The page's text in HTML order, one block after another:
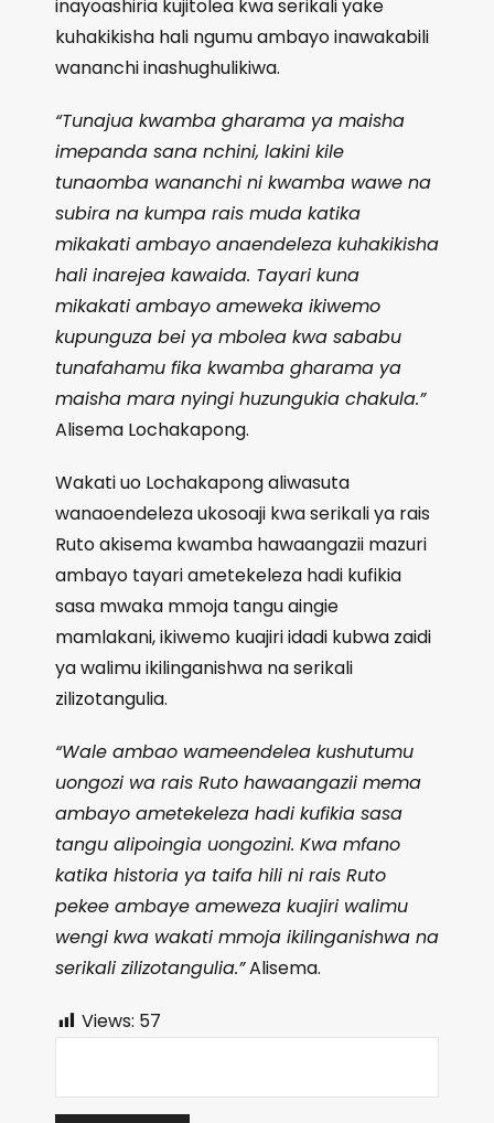
inayoashiria kujitolea kwa serikali yake
kuhakikisha hali ngumu ambayo inawakabili
wananchi inashughulikiwa.
“Tunajua kwamba gharama ya maisha
imepanda sana nchini, lakini kile
tunaomba wananchi ni kwamba wawe na
subira na kumpa rais muda katika
mikakati ambayo anaendeleza kuhakikisha
hali inarejea kawaida. Tayari kuna
mikakati ambayo ameweka ikiwemo
kupunguza bei ya mbolea kwa sababu
tunafahamu fika kwamba gharama ya
maisha mara nyingi huzungukia chakula.”
Alisema Lochakapong.
Wakati uo Lochakapong aliwasuta
wanaoendeleza ukosoaji kwa serikali ya rais
Ruto akisema kwamba hawaangazii mazuri
ambayo tayari ametekeleza hadi kufikia
sasa mwaka mmoja tangu aingie
mamlakani, ikiwemo kuajiri idadi kubwa zaidi
ya walimu ikilinganishwa na serikali
zilizotangulia.
“Wale ambao wameendelea kushutumu
uongozi wa rais Ruto hawaangazii mema
ambayo ametekeleza hadi kufikia sasa
tangu alipoingia uongozini. Kwa mfano
katika historia ya taifa hili ni rais Ruto
pekee ambaye ameweza kuajiri walimu
wengi kwa wakati mmoja ikilinganishwa na
serikali zilizotangulia.”Alisema.
Views: 57